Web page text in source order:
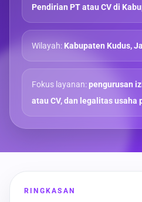
Pendirian PT atau CV di
Wilayah:Kabupaten Kudus,
Fokus layanan:pengurusan
atau CV, dan legalitas usaha
RINGKASAN